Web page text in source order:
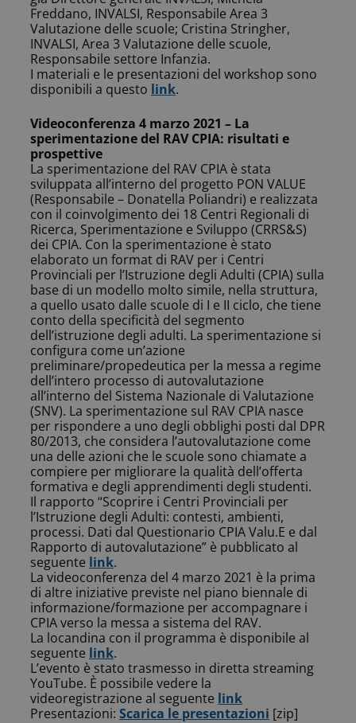
Freddano, INVALSI, Responsabile Area 3
Valutazione delle scuole; Cristina Stringher,
INVALSI, Area 3 Valutazione delle scuole,
Responsabile settore Infanzia.
I materiali e le presentazioni del workshop sono
disponibili a questo link.
Videoconferenza 4 marzo 2021 – La
sperimentazione del RAV CPIA: risultati e
prospettive
La sperimentazione del RAV CPIA è stata
sviluppata all’interno del progetto PON VALUE
(Responsabile – Donatella Poliandri) e realizzata
con il coinvolgimento dei 18 Centri Regionali di
Ricerca, Sperimentazione e Sviluppo (CRRS&S)
dei CPIA. Con la sperimentazione è stato
elaborato un format di RAV per i Centri
Provinciali per l’Istruzione degli Adulti (CPIA) sulla
base di un modello molto simile, nella struttura,
a quello usato dalle scuole di I e II ciclo, che tiene
conto della specificità del segmento
dell’istruzione degli adulti. La sperimentazione si
configura come un’azione
preliminare/propedeutica per la messa a regime
dell’intero processo di autovalutazione
all’interno del Sistema Nazionale di Valutazione
(SNV). La sperimentazione sul RAV CPIA nasce
per rispondere a uno degli obblighi posti dal DPR
80/2013, che considera l’autovalutazione come
una delle azioni che le scuole sono chiamate a
compiere per migliorare la qualità dell’offerta
formativa e degli apprendimenti degli studenti.
Il rapporto “Scoprire i Centri Provinciali per
l’Istruzione degli Adulti: contesti, ambienti,
processi. Dati dal Questionario CPIA Valu.E e dal
Rapporto di autovalutazione” è pubblicato al
seguente link.
La videoconferenza del 4 marzo 2021 è la prima
di altre iniziative previste nel piano biennale di
informazione/formazione per accompagnare i
CPIA verso la messa a sistema del RAV.
La locandina con il programma è disponibile al
seguente link.
L’evento è stato trasmesso in diretta streaming
YouTube. È possibile vedere la
videoregistrazione al seguente link
Presentazioni: Scarica le presentazioni [zip]